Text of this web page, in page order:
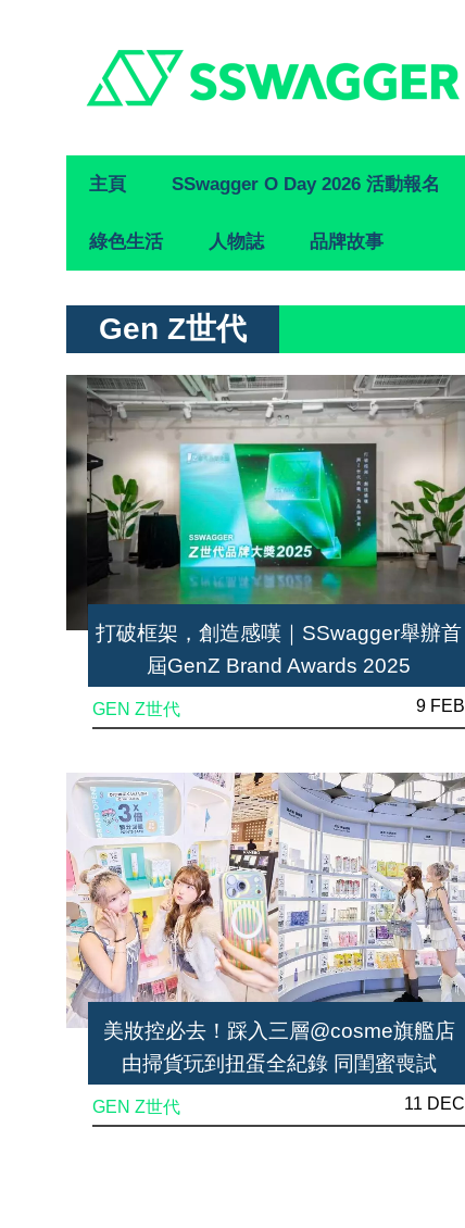
Primary
Navigation
主頁 SSwagger O Day 2026 活動報名
綠色生活 人物誌 品牌故事
Gen Z世代
打破框架，創造感嘆｜SSwagger舉辦首
屆GenZ Brand Awards 2025
GEN Z世代 9 FEB
美妝控必去！踩入三層@cosme旗艦店
由掃貨玩到扭蛋全紀錄 同閨蜜喪試
GEN Z世代 11 DEC